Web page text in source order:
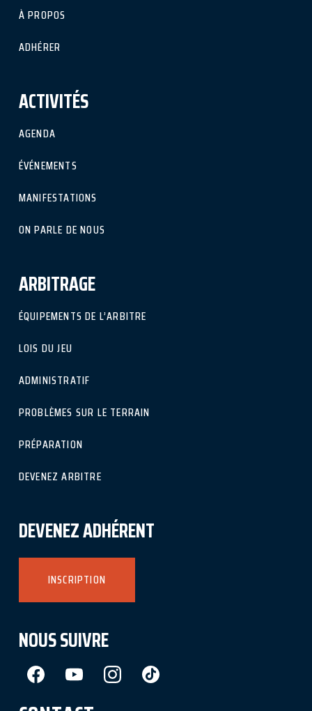
À PROPOS
ADHÉRER
ACTIVITÉS
AGENDA
ÉVÉNEMENTS
MANIFESTATIONS
ON PARLE DE NOUS
ARBITRAGE
ÉQUIPEMENTS DE L’ARBITRE
LOIS DU JEU
ADMINISTRATIF
PROBLÈMES SUR LE TERRAIN
PRÉPARATION
DEVENEZ ARBITRE
DEVENEZ ADHÉRENT
INSCRIPTION
NOUS SUIVRE